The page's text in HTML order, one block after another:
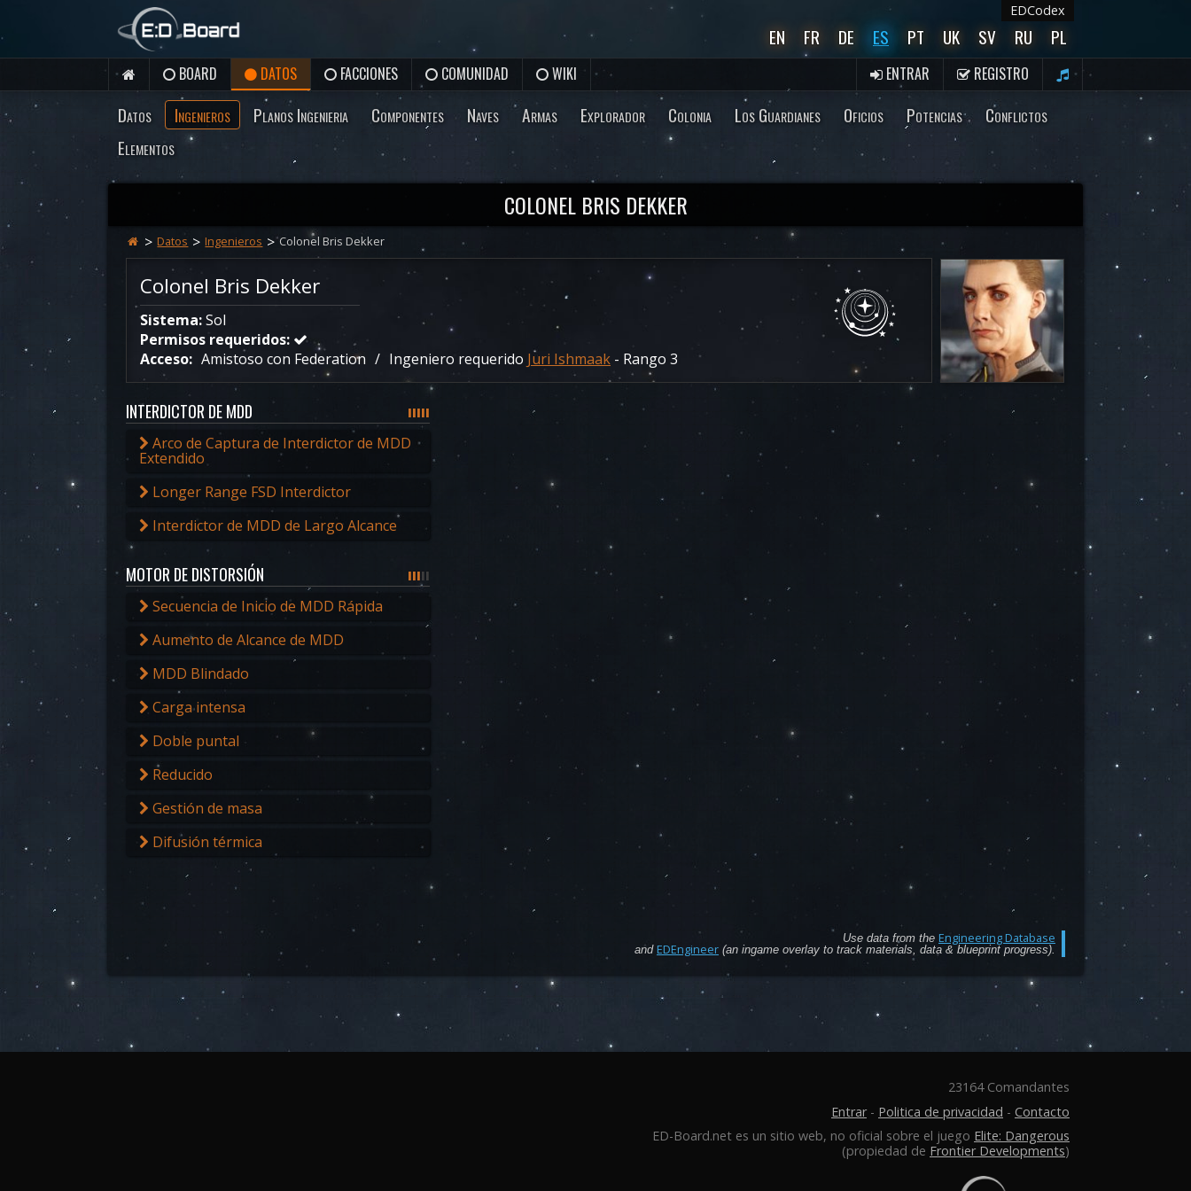
EDCodex
EN FR DE ES PT UK SV RU PL
BOARD DATOS FACCIONES COMUNIDAD WIKI ENTRAR REGISTRO
Datos Ingenieros Planos Ingenieria Componentes Naves Armas Explorador Colonia Los Guardianes Oficios Potencias
Conflictos
Elementos
COLONEL BRIS DEKKER
Datos Ingenieros Colonel Bris Dekker
Colonel Bris Dekker
Sistema:Sol
Permisos requeridos:
Acceso: Amistoso con Federation Ingeniero requerido Juri Ishmaak - Rango 3
INTERDICTOR DE MDD |||||
Arco de Captura de Interdictor de MDD
Extendido
Longer Range FSD Interdictor
Interdictor de MDD de Largo Alcance
MOTOR DE DISTORSIÓN |||||
Secuencia de Inicio de MDD Rápida
Aumento de Alcance de MDD
MDD Blindado
Carga intensa
Doble puntal
Reducido
Gestión de masa
Difusión térmica
Use data from the Engineering Database
and EDEngineer (an ingame overlay to track materials, data & blueprint progress).
23164 Comandantes
Entrar- Politica de privacidad - Contacto
ED-Board.net es un sitio web, no oficial sobre el juego Elite: Dangerous
(propiedad de Frontier Developments)